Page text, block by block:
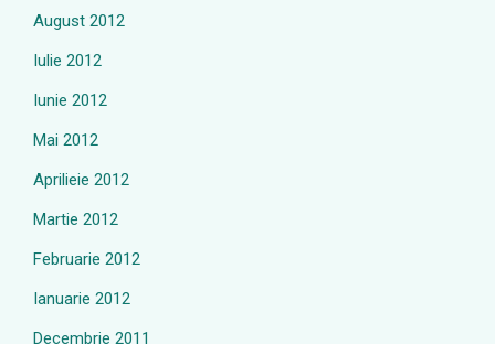
August 2012
Iulie 2012
Iunie 2012
Mai 2012
Aprilieie 2012
Martie 2012
Februarie 2012
Ianuarie 2012
Decembrie 2011